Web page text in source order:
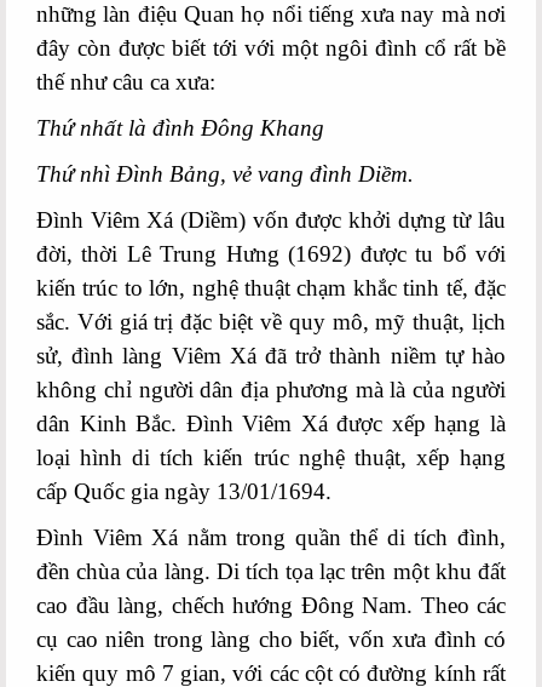
những làn điệu Quan họ nổi tiếng xưa nay mà nơi
đây còn được biết tới với một ngôi đình cổ rất bề
thế như câu ca xưa:
Thứ nhất là đình Đông Khang
Thứ nhì Đình Bảng, vẻ vang đình Diềm.
Đình Viêm Xá (Diềm) vốn được khởi dựng từ lâu
đời, thời Lê Trung Hưng (1692) được tu bổ với
kiến trúc to lớn, nghệ thuật chạm khắc tinh tế, đặc
sắc. Với giá trị đặc biệt về quy mô, mỹ thuật, lịch
sử, đình làng Viêm Xá đã trở thành niềm tự hào
không chỉ người dân địa phương mà là của người
dân Kinh Bắc. Đình Viêm Xá được xếp hạng là
loại hình di tích kiến trúc nghệ thuật, xếp hạng
cấp Quốc gia ngày 13/01/1694.
Đình Viêm Xá nằm trong quần thể di tích đình,
đền chùa của làng. Di tích tọa lạc trên một khu đất
cao đầu làng, chếch hướng Đông Nam. Theo các
cụ cao niên trong làng cho biết, vốn xưa đình có
kiến quy mô 7 gian, với các cột có đường kính rất